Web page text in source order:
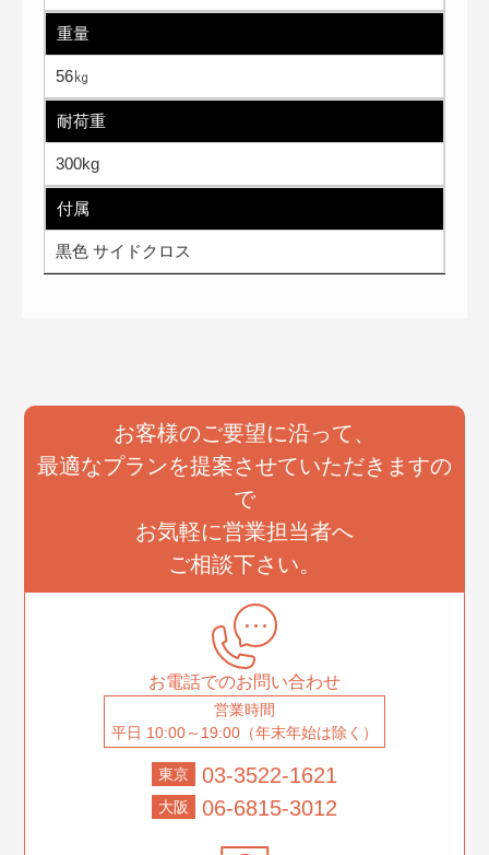
重量
56㎏
耐荷重
300kg
付属
黒色 サイドクロス
お客様のご要望に沿って、
最適なプランを提案させていただきますの
で
お気軽に営業担当者へ
ご相談下さい。
お電話でのお問い合わせ
営業時間
平日 10:00～19:00（年末年始は除く）
東京 03-3522-1621
大阪 06-6815-3012